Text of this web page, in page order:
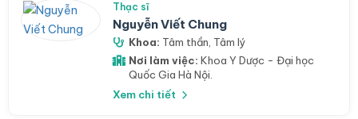
Thạc sĩ
Nguyễn Viết Chung
Khoa: Tâm thần Tâm lý
Nơi làm việc: Khoa Y Dược - Đại học
Quốc Gia Hà Nội.
Xem chi tiết